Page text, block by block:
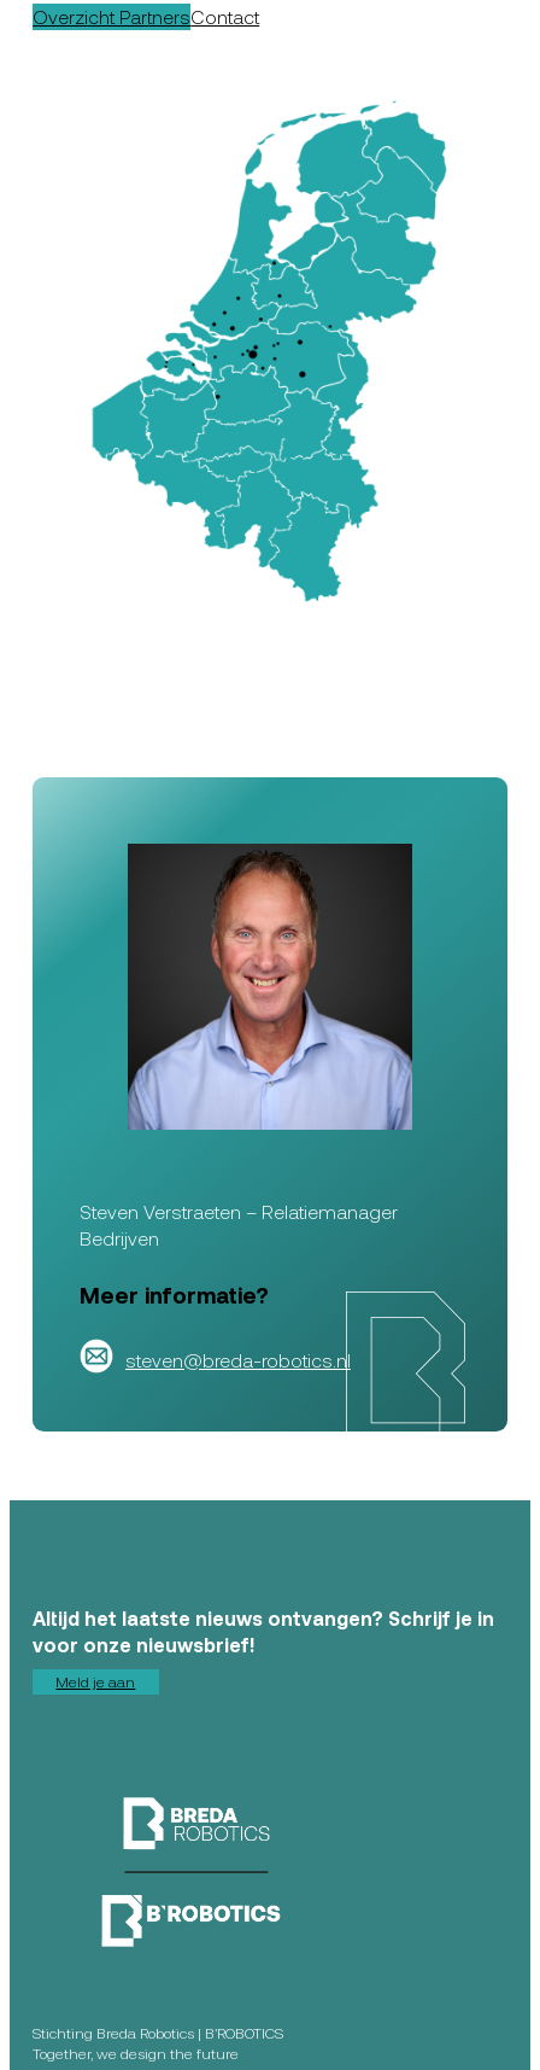
Overzicht PartnersContact
Steven Verstraeten – Relatiemanager
Bedrijven
Meer informatie?
steven@breda-robotics.nl
Altijd het laatste nieuws ontvangen? Schrijf je in
voor onze nieuwsbrief!
Meld je aan
Stichting Breda Robotics | B’ROBOTICS
Together, we design the future